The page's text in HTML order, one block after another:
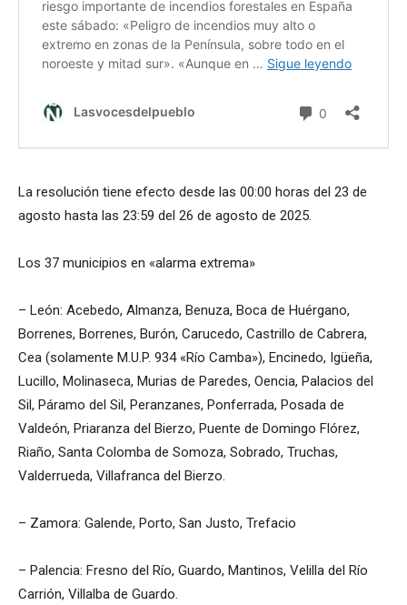
La resolución tiene efecto desde las 00:00 horas del 23 de
agosto hasta las 23:59 del 26 de agosto de 2025.
Los 37 municipios en «alarma extrema»
– León: Acebedo, Almanza, Benuza, Boca de Huérgano,
Borrenes, Borrenes, Burón, Carucedo, Castrillo de Cabrera,
Cea (solamente M.U.P. 934 «Río Camba»), Encinedo, Igüeña,
Lucillo, Molinaseca, Murias de Paredes, Oencia, Palacios del
Sil, Páramo del Sil, Peranzanes, Ponferrada, Posada de
Valdeón, Priaranza del Bierzo, Puente de Domingo Flórez,
Riaño, Santa Colomba de Somoza, Sobrado, Truchas,
Valderrueda, Villafranca del Bierzo.
– Zamora: Galende, Porto, San Justo, Trefacio
– Palencia: Fresno del Río, Guardo, Mantinos, Velilla del Río
Carrión, Villalba de Guardo.